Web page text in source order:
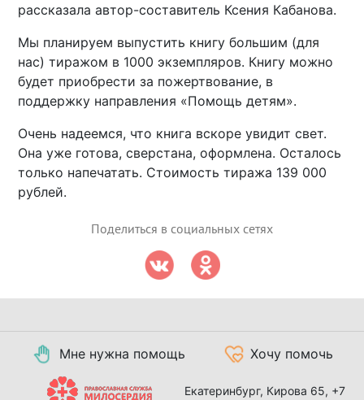
рассказала автор-составитель Ксения Кабанова.
Мы планируем выпустить книгу большим (для
нас) тиражом в 1000 экземпляров. Книгу можно
будет приобрести за пожертвование, в
поддержку направления «Помощь детям».
Очень надеемся, что книга вскоре увидит свет.
Она уже готова, сверстана, оформлена. Осталось
только напечатать. Стоимость тиража 139 000
рублей.
Поделиться в социальных сетях
Мне нужна помощь Хочу помочь
Екатеринбург, Кирова 65, +7